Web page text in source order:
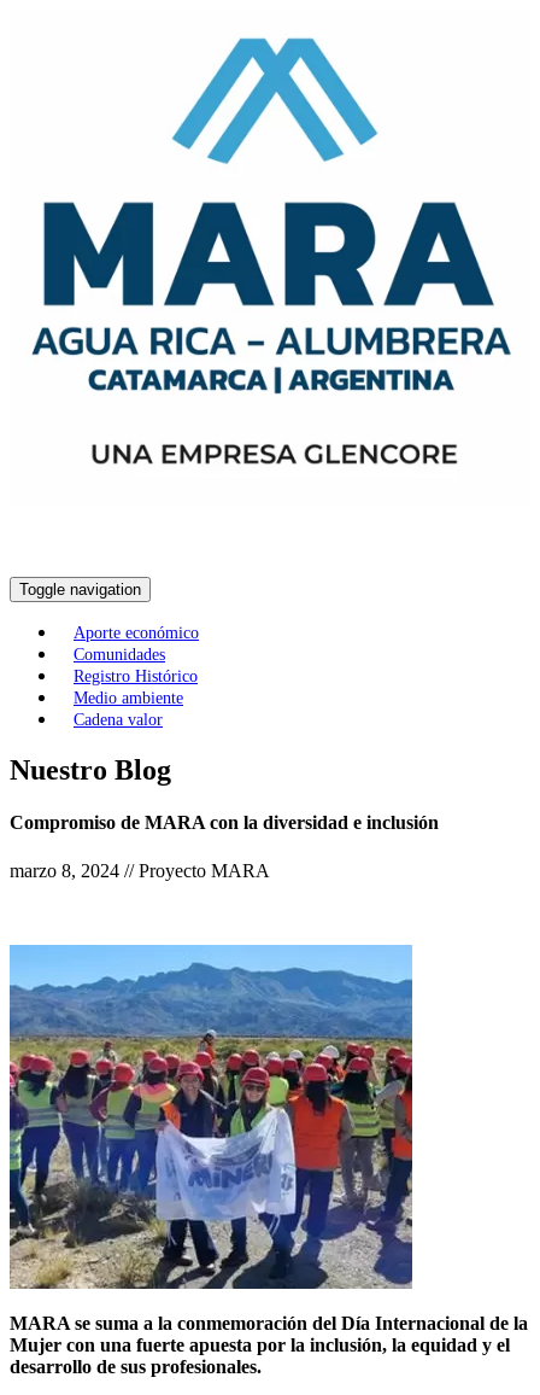
Toggle navigation
Aporte económico
Comunidades
Registro Histórico
Medio ambiente
Cadena valor
Nuestro Blog
Compromiso de MARA con la diversidad e inclusión
marzo 8, 2024 // Proyecto MARA
MARA se suma a la conmemoración del Día Internacional de la
Mujer con una fuerte apuesta por la inclusión, la equidad y el
desarrollo de sus profesionales.